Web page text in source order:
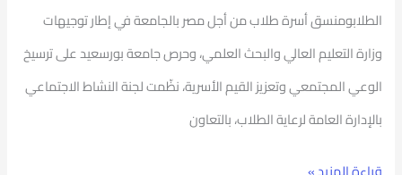
الطلابومنسق أسرة طلاب من أجل مصر بالجامعة في إطار توجيهات
وزارة التعليم العالي والبحث العلمي، وحرص جامعة بورسعيد على ترسيخ
الوعي المجتمعي وتعزيز القيم الأسرية، نظّمت لجنة النشاط الاجتماعي
بالإدارة العامة لرعاية الطلاب، بالتعاون